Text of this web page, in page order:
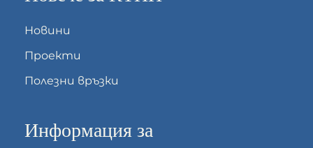
Новини
Проекти
Полезни връзки
Информация за